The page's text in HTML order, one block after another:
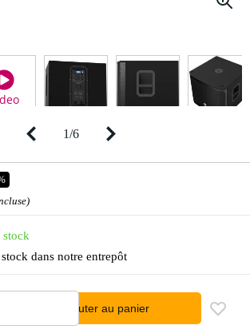
1/6
stock
dans notre entrepôt
Ajouter au panier